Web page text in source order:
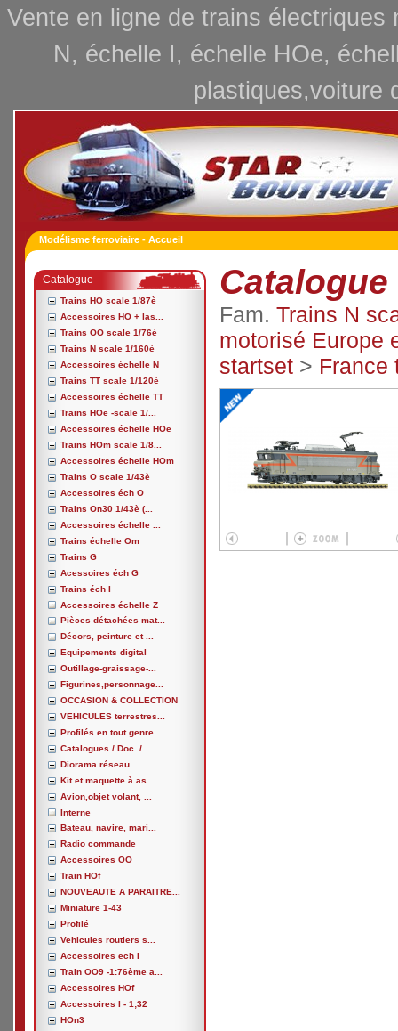
Vente en ligne de trains
N, échelle I, échelle HOe,
plastiques,voiture
Modélisme ferroviaire - Accueil
Catalogue
Trains HO scale 1/87è
Accessoires HO + las...
Trains OO scale 1/76è
Trains N scale 1/160è
Accessoires échelle N
Trains TT scale 1/120è
Accessoires échelle TT
Trains HOe -scale 1/...
Accessoires échelle HOe
Trains HOm scale 1/8...
Accessoires échelle HOm
Trains O scale 1/43è
Accessoires éch O
Trains On30 1/43è (...
Accessoires échelle ...
Trains échelle Om
Trains G
Acessoires éch G
Trains éch I
Accessoires échelle Z
Pièces détachées mat...
Décors, peinture et ...
Equipements digital
Outillage-graissage-...
Figurines,personnage...
OCCASION & COLLECTION
VEHICULES terrestres...
Profilés en tout genre
Catalogues / Doc. / ...
Diorama réseau
Kit et maquette à as...
Avion,objet volant, ...
Interne
Bateau, navire, mari...
Radio commande
Accessoires OO
Train HOf
NOUVEAUTE A PARAITRE...
Miniature 1-43
Profilé
Vehicules routiers s...
Accessoires ech I
Train OO9 -1:76ème a...
Accessoires HOf
Accessoires I - 1;32
HOn3
Fam. Trains N
motorisé Europe
startset > France